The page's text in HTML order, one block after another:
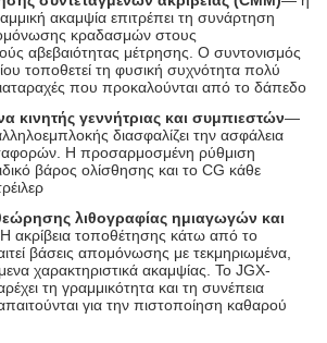
ακαμψία επιτρέπει τη συνάρτηση
κραδασμών στους
αβεβαιότητας μέτρησης. Ο συντονισμός
τοποθετεί τη φυσική συχνότητα πολύ
που προκαλούνται από το δάπεδο
κινητής γεννήτριας και συμπιεστών—
διασφαλίζει την ασφάλεια
Η προσαρμοσμένη ρύθμιση
βάρος ολίσθησης και το CG κάθε
λιθογραφίας ημιαγωγών και
ακρίβεια τοποθέτησης κάτω από το
βάσεις απομόνωσης με τεκμηριωμένα,
χαρακτηριστικά ακαμψίας. Το JGX-
τη γραμμικότητα και τη συνέπεια
για την πιστοποίηση καθαρού